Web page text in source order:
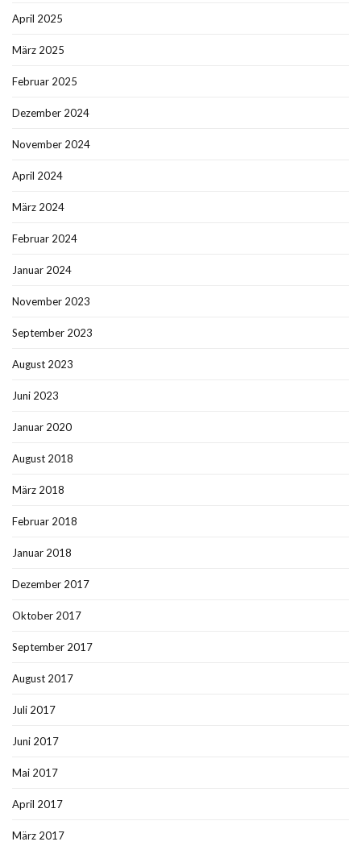
April 2025
März 2025
Februar 2025
Dezember 2024
November 2024
April 2024
März 2024
Februar 2024
Januar 2024
November 2023
September 2023
August 2023
Juni 2023
Januar 2020
August 2018
März 2018
Februar 2018
Januar 2018
Dezember 2017
Oktober 2017
September 2017
August 2017
Juli 2017
Juni 2017
Mai 2017
April 2017
März 2017